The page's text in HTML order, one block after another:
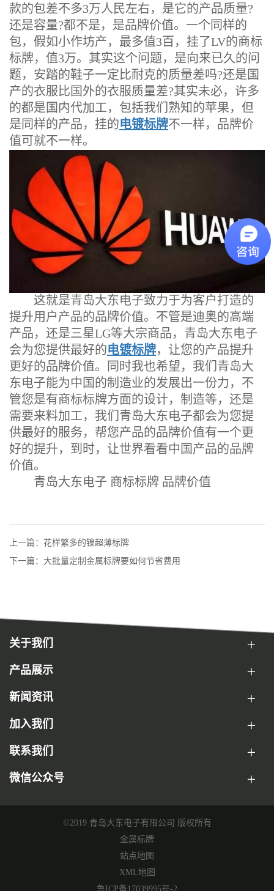
款的包差不多3万人民左右，是它的产品质量?
还是容量?都不是，是品牌价值。一个同样的
包，假如小作坊产，最多值3百，挂了LV的商标
标牌，值3万。其实这个问题，是向来已久的问
题，安踏的鞋子一定比耐克的质量差吗?还是国
产的衣服比国外的衣服质量差?其实未必，许多
的都是国内代加工，包括我们熟知的苹果，但
是同样的产品，挂的电镀标牌不一样，品牌价
值可就不一样。
这就是青岛大东电子致力于为客户打造的
提升用户产品的品牌价值。不管是迪奥的高端
产品，还是三星LG等大宗商品，青岛大东电子
会为您提供最好的电镀标牌，让您的产品提升
更好的品牌价值。同时我也希望，我们青岛大
东电子能为中国的制造业的发展出一份力，不
管您是有商标标牌方面的设计，制造等，还是
需要来料加工，我们青岛大东电子都会为您提
供最好的服务，帮您产品的品牌价值有一个更
好的提升，到时，让世界看看中国产品的品牌
价值。
青岛大东电子 商标标牌 品牌价值
上一篇：花样繁多的镍超薄标牌
下一篇：大批量定制金属标牌要如何节省费用
关于我们
产品展示
新闻资讯
加入我们
联系我们
微信公众号
©2019 青岛大东电子有限公司 版权所有
金属标牌
站点地图
XML地图
鲁ICP备17039995号-2